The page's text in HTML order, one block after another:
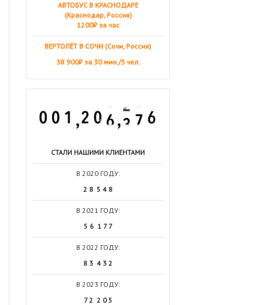
АВТОБУС В КРАСНОДАРЕ
(Краснодар, Россия)
1200₽ за час
ВЕРТОЛЁТ В СОЧИ (Сочи, Россия)
38 900₽ за 30 мин./3 чел.
СТАЛИ НАШИМИ КЛИЕНТАМИ
В 2020 ГОДУ:
2 8 5 4 8
В 2021 ГОДУ:
5 6 1 7 7
В 2022 ГОДУ:
8 3 4 3 2
В 2023 ГОДУ:
7 2 2 0 5